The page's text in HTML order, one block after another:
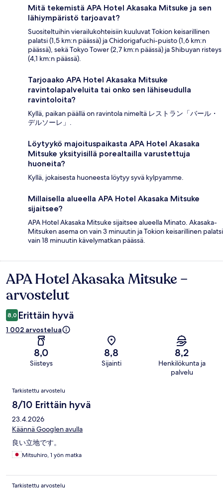
Mitä tekemistä APA Hotel Akasaka Mitsuke ja sen
lähiympäristö tarjoavat?
Suositeltuihin vierailukohteisiin kuuluvat Tokion keisarillinen
palatsi (1,5 km:n päässä) ja Chidorigafuchi-puisto (1,6 km:n
päässä), sekä Tokyo Tower (2,7 km:n päässä) ja Shibuyan risteys
(4,1 km:n päässä).
Tarjoaako APA Hotel Akasaka Mitsuke
ravintolapalveluita tai onko sen lähiseudulla
ravintoloita?
Kyllä, paikan päällä on ravintola nimeltä レストラン「バール・
デルソーレ」.
Löytyykö majoituspaikasta APA Hotel Akasaka
Mitsuke yksityisillä porealtailla varustettuja
huoneita?
Kyllä, jokaisesta huoneesta löytyy syvä kylpyamme.
Millaisella alueella APA Hotel Akasaka Mitsuke
sijaitsee?
APA Hotel Akasaka Mitsuke sijaitsee alueella Minato. Akasaka-
Mitsuken asema on vain 3 minuutin ja Tokion keisarillinen palatsi
vain 18 minuutin kävelymatkan päässä.
Arvostelut
APA Hotel Akasaka Mitsuke –
arvostelut
8,0 Erittäin hyvä
1 002 arvostelua
8,0
Siisteys
8,8
Sijainti
8,2
Henkilökunta ja
palvelu
Arvostelut
Tarkistettu arvostelu
8/10 Erittäin hyvä
23.4.2026
Käännä Googlen avulla
良い立地です。
Mitsuhiro, 1 yön matka
Tarkistettu arvostelu